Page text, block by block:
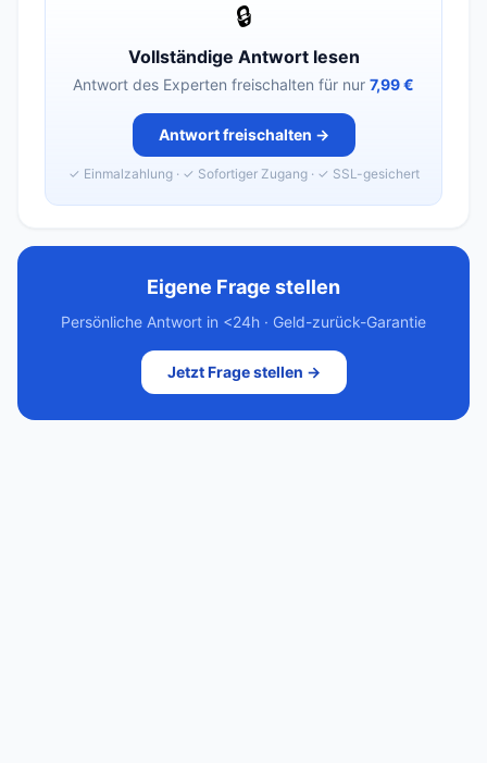
🔒
Vollständige Antwort lesen
Antwort des Experten freischalten für nur 7,99 €
Antwort freischalten →
✓ Einmalzahlung · ✓ Sofortiger Zugang · ✓ SSL-gesichert
Eigene Frage stellen
Persönliche Antwort in <24h · Geld-zurück-Garantie
Jetzt Frage stellen →